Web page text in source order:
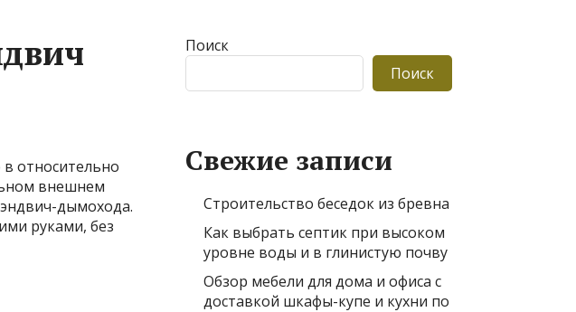
относительно
внешнем
дымохода.
руками, без
Поиск
Поиск
Свежие записи
Строительство беседок из бревна
Как выбрать септик при высоком
уровне воды и в глинистую почву
Обзор мебели для дома и офиса с
доставкой шкафы-купе и кухни по